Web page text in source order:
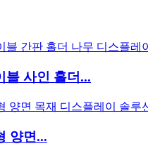
블 사인 홀더...
양면...